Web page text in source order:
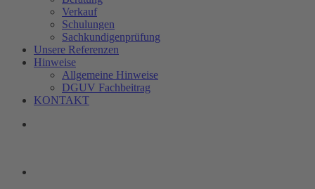
Verkauf
Schulungen
Sachkundigenprüfung
Unsere Referenzen
Hinweise
Allgemeine Hinweise
DGUV Fachbeitrag
KONTAKT